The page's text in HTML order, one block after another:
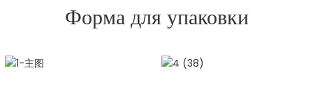
Форма для упаковки